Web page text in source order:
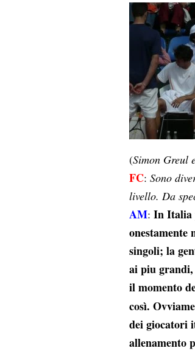
(Simon Greul
FC:Sono
livello. Da
AM:In Italia
singoli; la
ai piu grandi,
il momento
così.
dei giocatori
allenamento